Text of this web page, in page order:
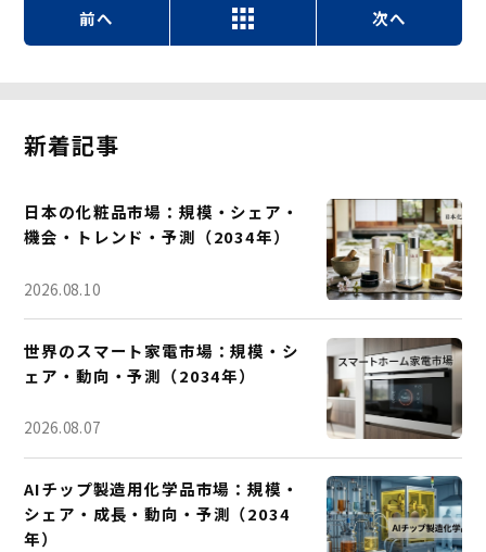
前へ 次へ
新着記事
日本の化粧品市場：規模・シェア・
機会・トレンド・予測（2034年）
2026.08.10
世界のスマート家電市場：規模・シ
ェア・動向・予測（2034年）
2026.08.07
AIチップ製造用化学品市場：規模・
シェア・成長・動向・予測（2034
年）